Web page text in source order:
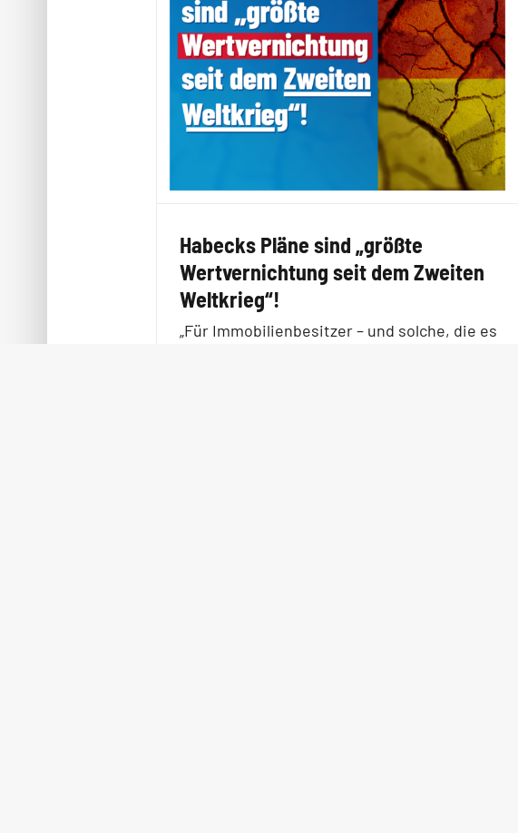
Habecks Pläne sind „größte
Wertvernichtung seit dem Zweiten
Weltkrieg“!
„Für Immobilienbesitzer – und solche, die es